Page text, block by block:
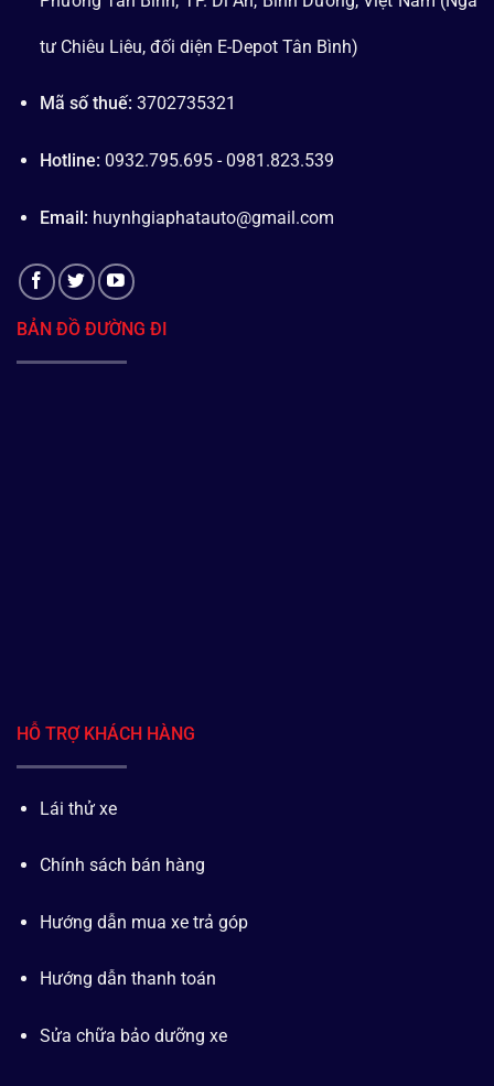
tư Chiêu Liêu, đối diện E-Depot Tân Bình)
Mã số thuế: 3702735321
Hotline: 0932.795.695 - 0981.823.539
Email: huynhgiaphatauto@gmail.com
BẢN ĐỒ ĐƯỜNG ĐI
HỖ TRỢ KHÁCH HÀNG
Lái thử xe
Chính sách bán hàng
Hướng dẫn mua xe trả góp
Hướng dẫn thanh toán
Sửa chữa bảo dưỡng xe